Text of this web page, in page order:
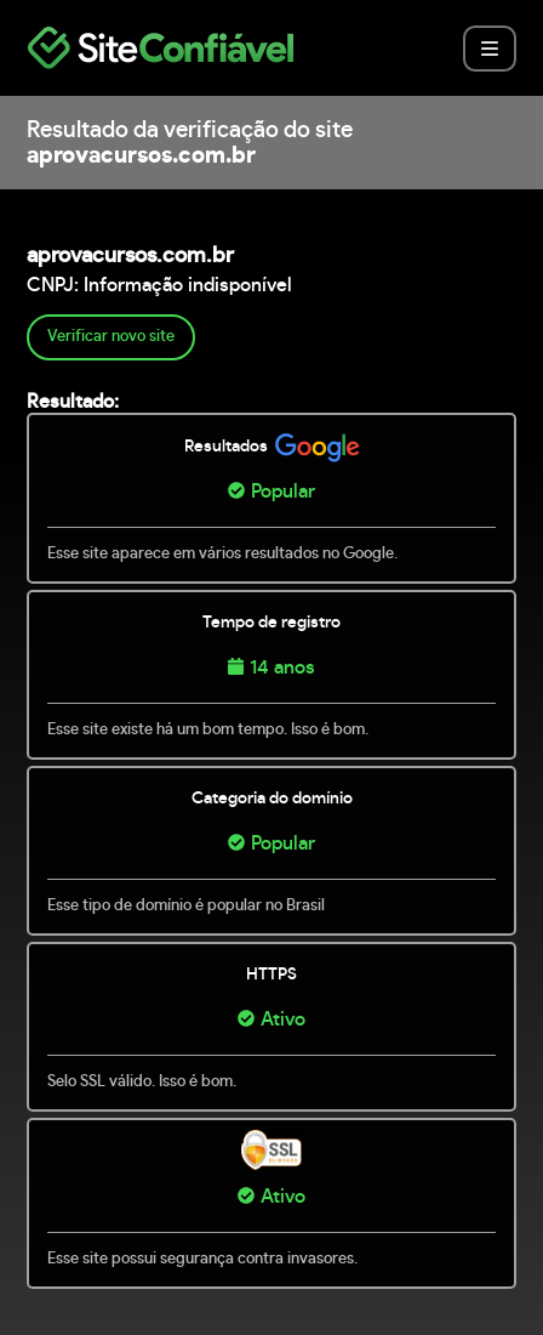
Resultado da verificação do site
aprovacursos.com.br
aprovacursos.com.br
CNPJ: Informação indisponível
Verificar novo site
Resultado:
Resultados
Popular
Esse site aparece em vários resultados no Google.
Tempo de registro
14 anos
Esse site existe há um bom tempo. Isso é bom.
Categoria do domínio
Popular
Esse tipo de domínio é popular no Brasil
HTTPS
Ativo
Selo SSL válido. Isso é bom.
Ativo
Esse site possui segurança contra invasores.